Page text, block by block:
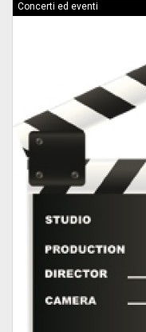
Concerti ed eventi